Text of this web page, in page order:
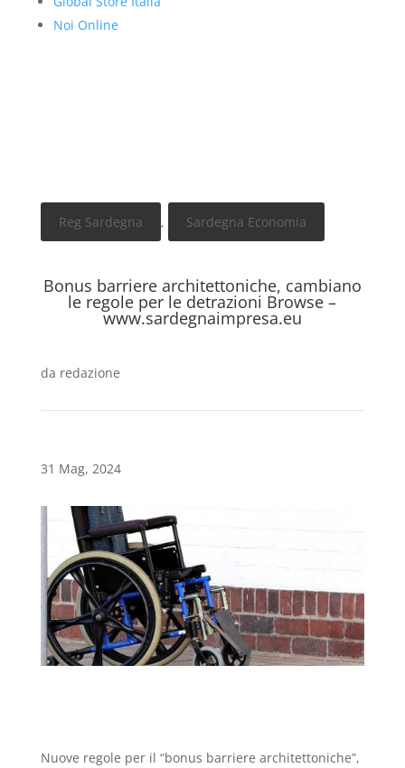
Noi Online
Reg Sardegna , Sardegna Economia
Bonus barriere architettoniche, cambiano
le regole per le detrazioni Browse –
www.sardegnaimpresa.eu
da redazione
31 Mag, 2024
Nuove regole per il “bonus barriere architettoniche”,